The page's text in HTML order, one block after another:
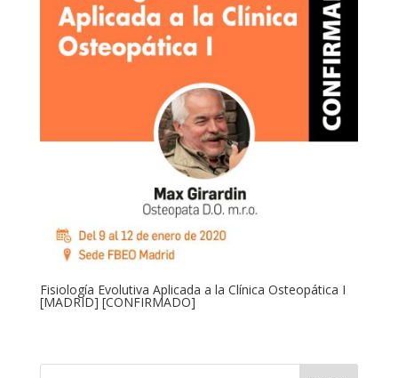
Fisiología Evolutiva Aplicada a la Clínica Osteopática I
[MADRID] [CONFIRMADO]